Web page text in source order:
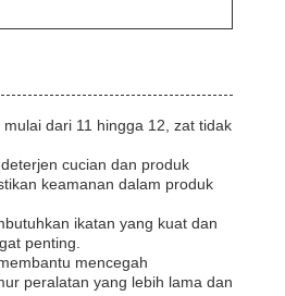
dari 11 hingga 12, zat tidak
cucian dan produk
keamanan dalam produk
ikatan yang kuat dan
penting.
mencegah
peralatan yang lebih lama dan